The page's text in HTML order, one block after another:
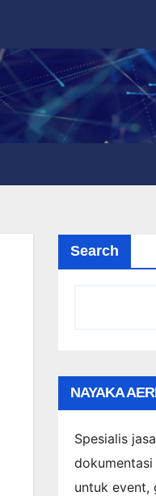
Search
NAYAKA
Spesialis
untuk event,